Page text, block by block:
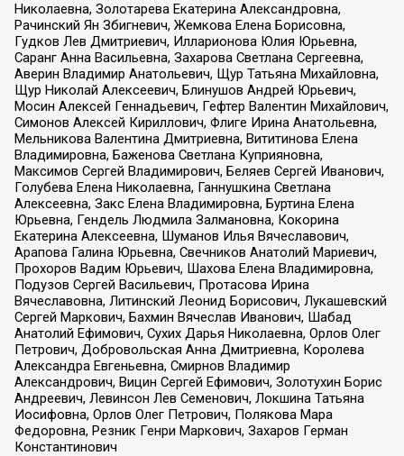
Николаевна, Золотарева Екатерина Александровна,
Рачинский Ян Збигневич, Жемкова Елена Борисовна,
Гудков Лев Дмитриевич, Илларионова Юлия Юрьевна,
Саранг Анна Васильевна, Захарова Светлана Сергеевна,
Аверин Владимир Анатольевич, Щур Татьяна Михайловна,
Щур Николай Алексеевич, Блинушов Андрей Юрьевич,
Мосин Алексей Геннадьевич, Гефтер Валентин Михайлович,
Симонов Алексей Кириллович, Флиге Ирина Анатольевна,
Мельникова Валентина Дмитриевна, Вититинова Елена
Владимировна, Баженова Светлана Куприяновна,
Максимов Сергей Владимирович, Беляев Сергей Иванович,
Голубева Елена Николаевна, Ганнушкина Светлана
Алексеевна, Закс Елена Владимировна, Буртина Елена
Юрьевна, Гендель Людмила Залмановна, Кокорина
Екатерина Алексеевна, Шуманов Илья Вячеславович,
Арапова Галина Юрьевна, Свечников Анатолий Мариевич,
Прохоров Вадим Юрьевич, Шахова Елена Владимировна,
Подузов Сергей Васильевич, Протасова Ирина
Вячеславовна, Литинский Леонид Борисович, Лукашевский
Сергей Маркович, Бахмин Вячеслав Иванович, Шабад
Анатолий Ефимович, Сухих Дарья Николаевна, Орлов Олег
Петрович, Добровольская Анна Дмитриевна, Королева
Александра Евгеньевна, Смирнов Владимир
Александрович, Вицин Сергей Ефимович, Золотухин Борис
Андреевич, Левинсон Лев Семенович, Локшина Татьяна
Иосифовна, Орлов Олег Петрович, Полякова Мара
Федоровна, Резник Генри Маркович, Захаров Герман
Константинович